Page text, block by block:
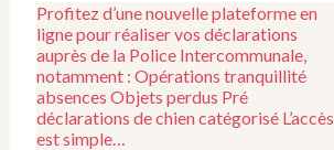
Profitez d’une nouvelle plateforme en
ligne pour réaliser vos déclarations
auprès de la Police Intercommunale,
notamment : Opérations tranquillité
absences Objets perdus Pré
déclarations de chien catégorisé L’accès
est simple…